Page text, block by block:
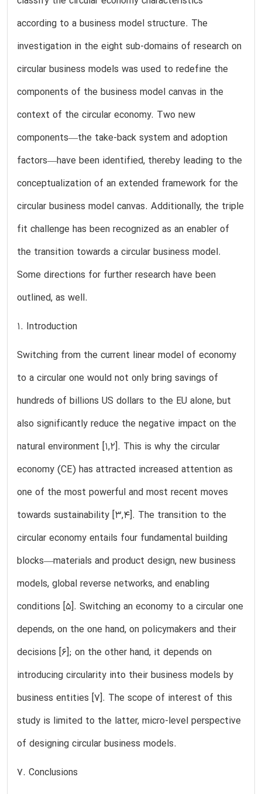
according to a business model structure. The
investigation in the eight sub-domains of research on
circular business models was used to redefine the
components of the business model canvas in the
context of the circular economy. Two new
components—the take-back system and adoption
factors—have been identified, thereby leading to the
conceptualization of an extended framework for the
circular business model canvas. Additionally, the triple
fit challenge has been recognized as an enabler of
the transition towards a circular business model.
Some directions for further research have been
outlined, as well.
1. Introduction
Switching from the current linear model of economy
to a circular one would not only bring savings of
hundreds of billions US dollars to the EU alone, but
also significantly reduce the negative impact on the
natural environment [1,2]. This is why the circular
economy (CE) has attracted increased attention as
one of the most powerful and most recent moves
towards sustainability [3,4]. The transition to the
circular economy entails four fundamental building
blocks—materials and product design, new business
models, global reverse networks, and enabling
conditions [5]. Switching an economy to a circular one
depends, on the one hand, on policymakers and their
decisions [6]; on the other hand, it depends on
introducing circularity into their business models by
business entities [7]. The scope of interest of this
study is limited to the latter, micro-level perspective
of designing circular business models.
7. Conclusions